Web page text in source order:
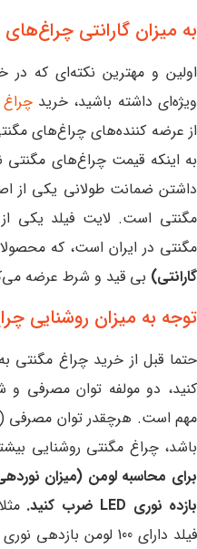
به میزان گارانتی
اولین و مهترین نکته‌ای که در
ویژه‌ای داشته باشید، خرید
از عرضه کننده‌های چراغ‌های
به اینکه قیمت چراغ‌های
داشتن ضمانت طولانی یکی از
مگنتی است. لایت فیلد یکی
مگنتی در ایران است، که
گارانتی) بی قید و شرط عرضه
توجه به میزان روشنایی
حتما قبل از خرید چراغ مگنتی
کنید، دو مولفه توان مصرفی و
مهم است. هرچقدر توان مصرفی
باشد، چراغ مگنتی روشنایی
برای محاسبه لومن (میزان
بازده نوری LED ضرب کنید.